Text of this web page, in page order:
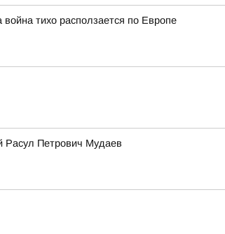
тихо расползается по Европе
Расул Петрович Мудаев